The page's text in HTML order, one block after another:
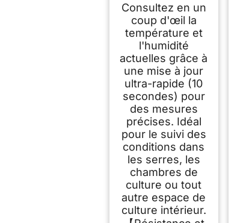
Consultez en un
coup d'œil la
température et
l'humidité
actuelles grâce à
une mise à jour
ultra-rapide (10
secondes) pour
des mesures
précises. Idéal
pour le suivi des
conditions dans
les serres, les
chambres de
culture ou tout
autre espace de
culture intérieur.